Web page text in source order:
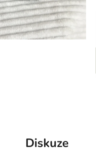
Diskuze